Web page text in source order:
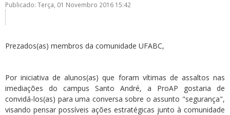
Publicado: Terça, 01 Novembro 2016 15:42
Prezados(as) membros da comunidade UFABC,
Por iniciativa de alunos(as) que foram vítimas de assaltos nas
imediações do campus Santo André, a ProAP gostaria de
convidá-los(as) para uma conversa sobre o assunto "segurança",
visando pensar possíveis ações estratégicas junto à comunidade